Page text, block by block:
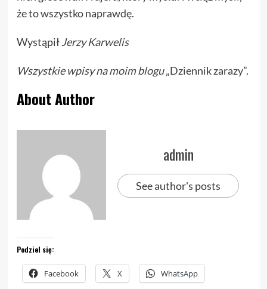
że to wszystko naprawdę.
WystąpiłJerzy Karwelis
Wszystkie wpisy namoim blogu„Dziennik zarazy”.
About Author
admin
See author's posts
Podziel się:
Facebook X WhatsApp